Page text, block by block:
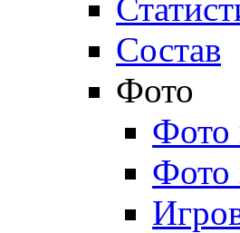
Состав
Фото
Фото
Фото